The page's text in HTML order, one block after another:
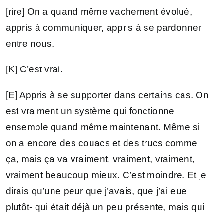
[rire] On a quand même vachement évolué,
appris à communiquer, appris à se pardonner
entre nous.
[K] C’est vrai.
[E] Appris à se supporter dans certains cas. On
est vraiment un système qui fonctionne
ensemble quand même maintenant. Même si
on a encore des couacs et des trucs comme
ça, mais ça va vraiment, vraiment, vraiment,
vraiment beaucoup mieux. C’est moindre. Et je
dirais qu’une peur que j’avais, que j’ai eue
plutôt- qui était déjà un peu présente, mais qui